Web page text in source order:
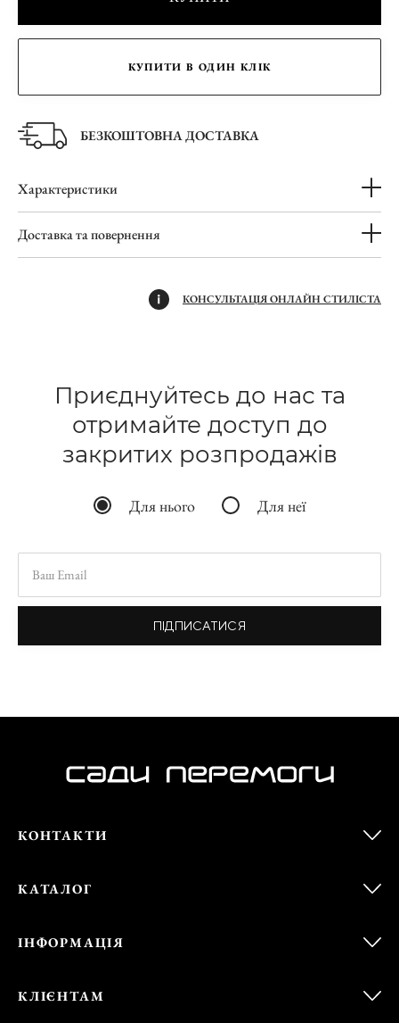
КУПИТИ В ОДИН КЛІК
БЕЗКОШТОВНА ДОСТАВКА
Характеристики
Доставка та повернення
КОНСУЛЬТАЦІЯ ОНЛАЙН СТИЛІСТА
Приєднуйтесь до нас та
отримайте доступ до
закритих розпродажів
Для нього Для неї
ПІДПИСАТИСЯ
КОНТАКТИ
КАТАЛОГ
ІНФОРМАЦІЯ
КЛІЄНТАМ